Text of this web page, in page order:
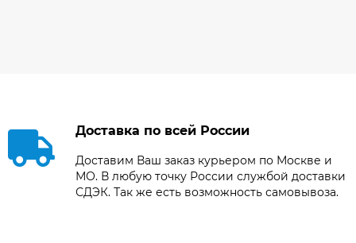
Доставка по всей России
Доставим Ваш заказ курьером по Москве и
МО. В любую точку России службой доставки
СДЭК. Так же есть возможность самовывоза.